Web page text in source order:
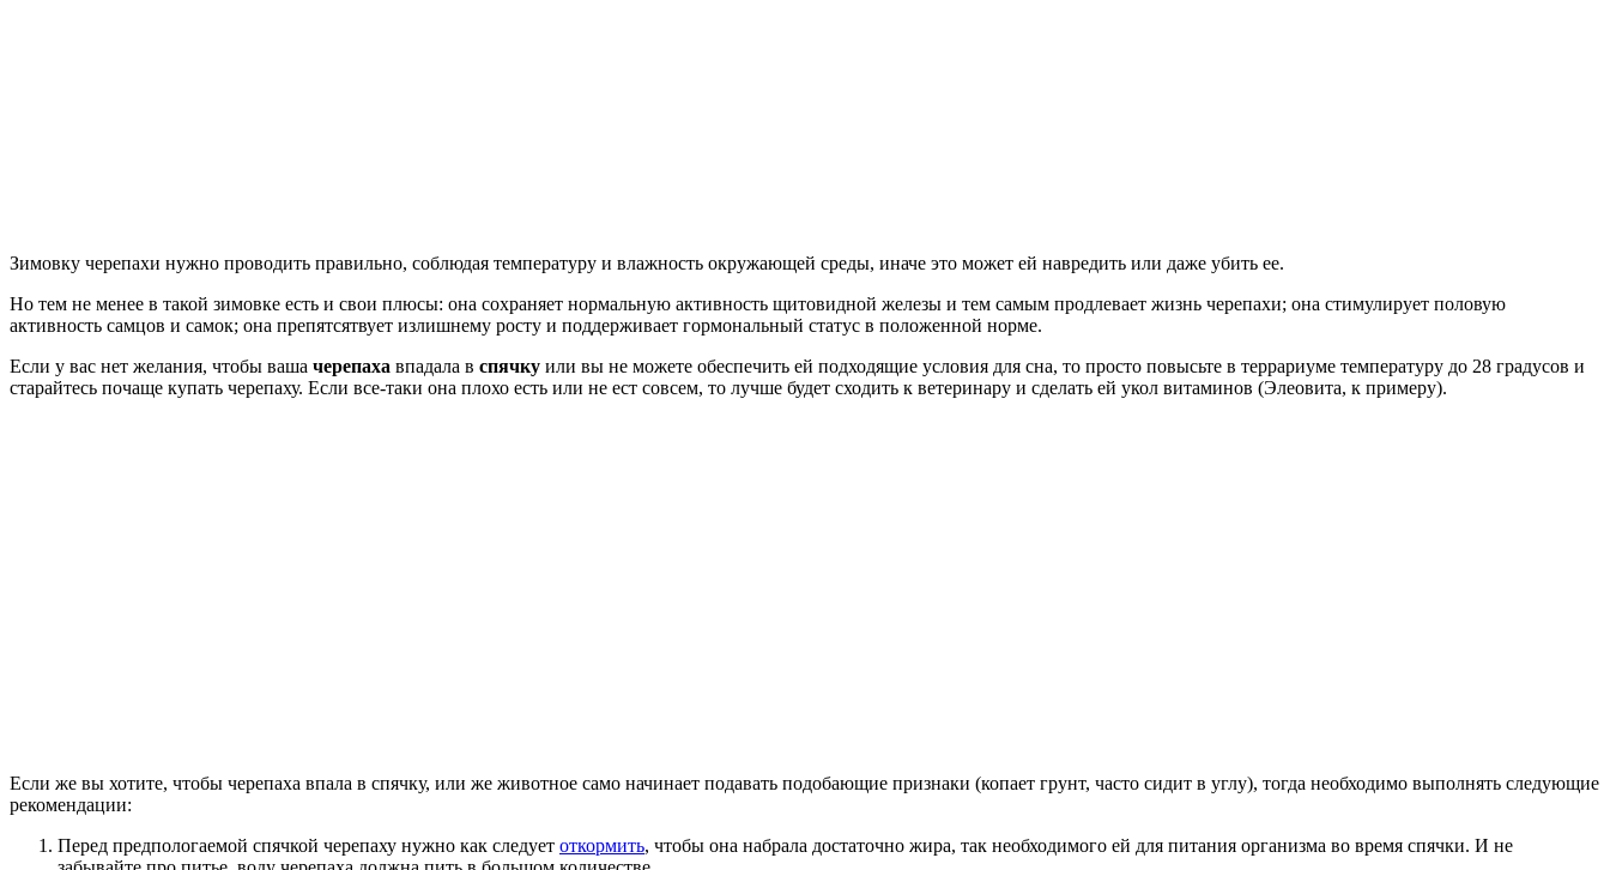
Зимовку черепахи нужно проводить правильно, соблюдая температуру и влажность окружающей среды, иначе это может ей навредить или даже убить ее.
Но тем не менее в такой зимовке есть и свои плюсы: она сохраняет нормальную активность щитовидной железы и тем самым продлевает жизнь черепахи; она стимулирует половую
активность самцов и самок; она препятсятвует излишнему росту и поддерживает гормональный статус в положенной норме.
Если у вас нет желания, чтобы ваша черепаха впадала в спячку или вы не можете обеспечить ей подходящие условия для сна, то просто повысьте в террариуме температуру до 28 градусов и
старайтесь почаще купать черепаху. Если все-таки она плохо есть или не ест совсем, то лучше будет сходить к ветеринару и сделать ей укол витаминов (Элеовита, к примеру).
Если же вы хотите, чтобы черепаха впала в спячку, или же животное само начинает подавать подобающие признаки (копает грунт, часто сидит в углу), тогда необходимо выполнять следующие
рекомендации:
Перед предпологаемой спячкой черепаху нужно как следует откормить, чтобы она набрала достаточно жира, так необходимого ей для питания организма во время спячки. И не